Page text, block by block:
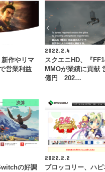
新作やリマ
営業利益
2022.2.4
スクエニHD、『
MMOが業績に貢献
億円 202…
決算
の好調
2022.2.2
ブロッコリー、ハピ